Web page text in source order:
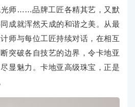
光师……品牌工匠各精其艺，又默
成就浑然天成的和谐之美。从最
师与每位工匠持续对话，在相互
突破各自技艺的边界，令卡地亚
显魅力。卡地亚高级珠宝，正是